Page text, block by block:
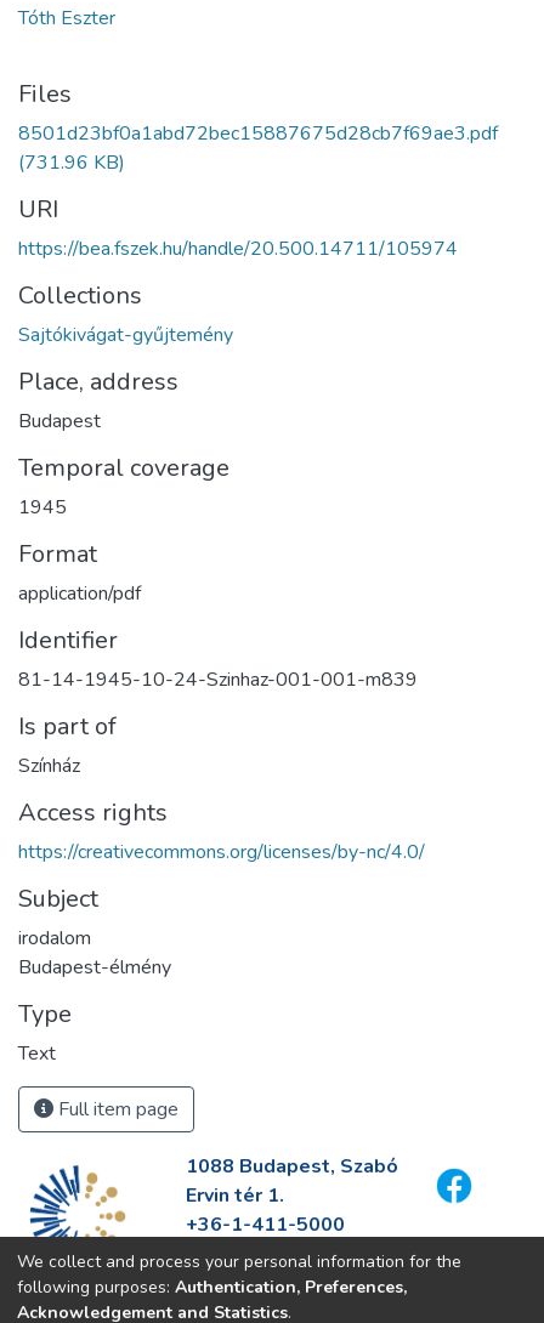
Tóth Eszter
Files
8501d23bf0a1abd72bec15887675d28cb7f69ae3.pdf
(731.96 KB)
URI
https://bea.fszek.hu/handle/20.500.14711/105974
Collections
Sajtókivágat-gyűjtemény
Place, address
Budapest
Temporal coverage
1945
Format
application/pdf
Identifier
81-14-1945-10-24-Szinhaz-001-001-m839
Is part of
Színház
Access rights
https://creativecommons.org/licenses/by-nc/4.0/
Subject
irodalom
Budapest-élmény
Type
Text
Full item page
1088 Budapest, Szabó
Ervin tér 1.
+36-1-411-5000
info@fszek.hu
https://fszek.hu
We collect and process your personal information for the
following purposes: Authentication, Preferences,
Acknowledgement and Statistics.